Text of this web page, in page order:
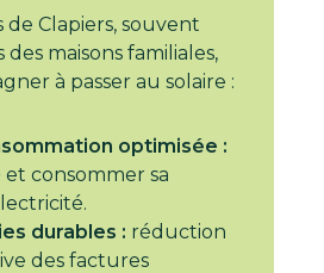
de Clapiers, souvent
des maisons familiales,
à passer au solaire :
optimisée :
consommer sa
durables : réduction
des factures